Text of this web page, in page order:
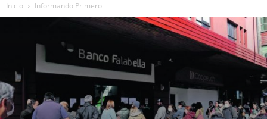
Inicio Informando Primero